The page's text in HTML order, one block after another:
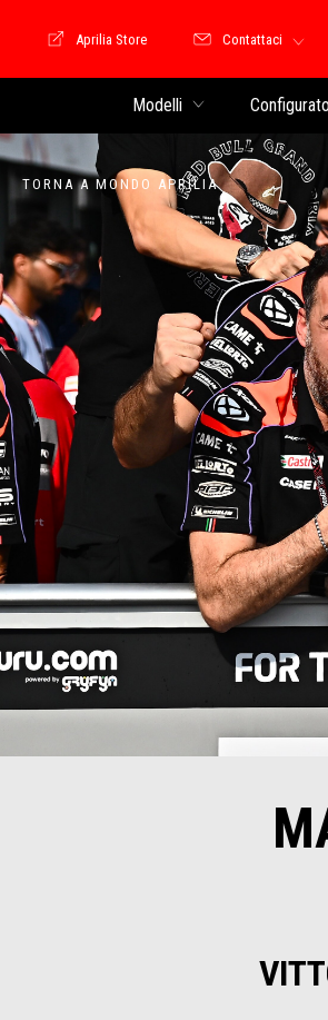
Moto Guzzi Store
Aprilia Store Contattaci
Modelli
TORNA A MONDO APRILIA